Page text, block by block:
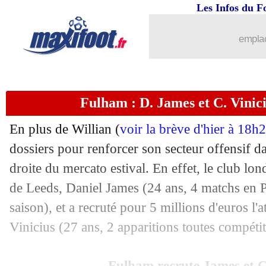
Les Infos du
Fulham : D. James et C.
En plus de Willian (voir la brève d'hier à
dossiers pour renforcer son secteur offensif
droite du mercato estival. En effet, le club
de Leeds, Daniel James (24 ans, 4 matchs en
saison), et a recruté pour 5 millions d'euros
Vinicius (27 ans, 2 apparitions toutes
Angers : Baticle en danger ?
02/09 Nottingham: un mercato record en
02/09 Nice: Dieng, le nouvel examen se
02/09 Chelsea: son transfert, Fofana n'a pas
02/09 Ajax : le prix d'Antony, Schreuder a
02/09 Rennes: Bourigeaud vers une